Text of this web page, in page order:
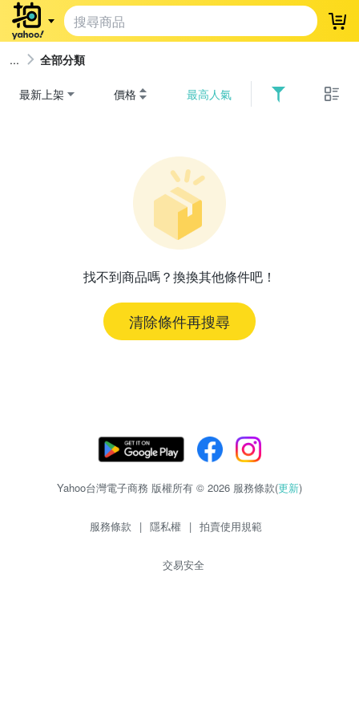
登
全部分類
最新上架 價格 最高人氣
找不到商品嗎？換換其他條件吧！
清除條件再搜尋
Yahoo台灣電子商務 版權所有 © 2026 服務條款(更新)
服務條款 | 隱私權 | 拍賣使用規範
交易安全